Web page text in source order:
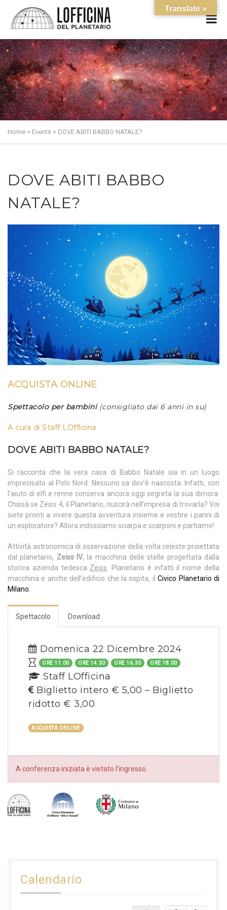
Home > Events > DOVE ABITI BABBO NATALE?
DOVE ABITI BABBO
NATALE?
ACQUISTA ONLINE
Spettacolo per bambini(consigliato dai 6 anni in su)
A cura di Staff LOfficina
DOVE ABITI BABBO NATALE?
Si racconta che la vera casa di Babbo Natale sia in un luogo
imprecisato al Polo Nord. Nessuno sa dov’è nascosta. Infatti, con
l’aiuto di elfi e renne conserva ancora oggi segreta la sua dimora.
Chissà se Zeiss 4, il Planetario, riuscirà nell’impresa di trovarla? Voi
siete pronti a vivere questa avventura insieme e vestire i panni di
un esploratore? Allora indossiamo sciarpa e scarponi e partiamo!
Attività astronomica di osservazione della volta celeste proiettata
dal planetario, Zeiss IV, la macchina delle stelle progettata dalla
storica azienda tedesca Zeiss. Planetario è infatti il nome della
macchina e anche dell’edificio che la ospita, ilCivico Planetario di
Milano.
Spettacolo Download
Domenica 22 Dicembre 2024
ORE 11.00 ORE 14.30 ORE 16.30 ORE 18.00
Staff LOfficina
Biglietto intero € 5,00 – Biglietto
ridotto € 3,00
ACQUISTA ONLINE
A conferenza iniziata è vietato l’ingresso.
Calendario
Translate »